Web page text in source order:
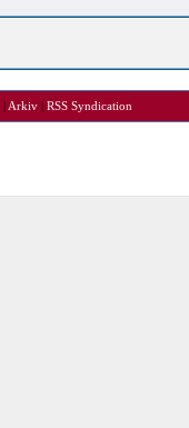
| Arkiv |RSS Syndication